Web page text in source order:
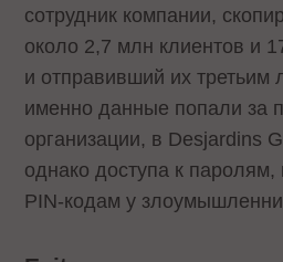
сотрудник компании,
около 2,7 млн клиентов и
и отправивший их третьим
именно данные попали за
организации, в Desjardins
однако доступа к
PIN-кодам у